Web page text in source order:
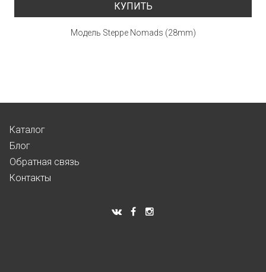
КУПИТЬ
Модель Steppe Nomads (28mm)
Каталог
Блог
Обратная связь
Контакты